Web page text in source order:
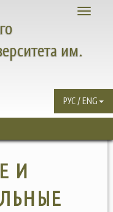
Toggle
им.
РУС / ENG
И